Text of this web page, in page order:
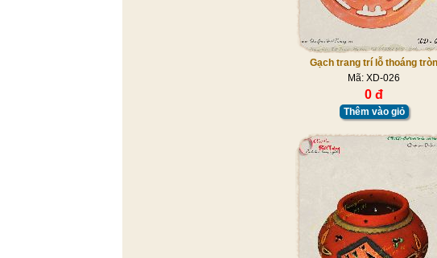
Gạch trang trí lỗ thoáng tròn
Mã: XD-026
0 đ
Thêm vào giỏ